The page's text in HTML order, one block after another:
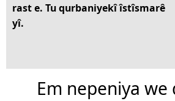
rast e. Tu qurbaniyekî îstîsmarê
yî.
Em nepeniya we